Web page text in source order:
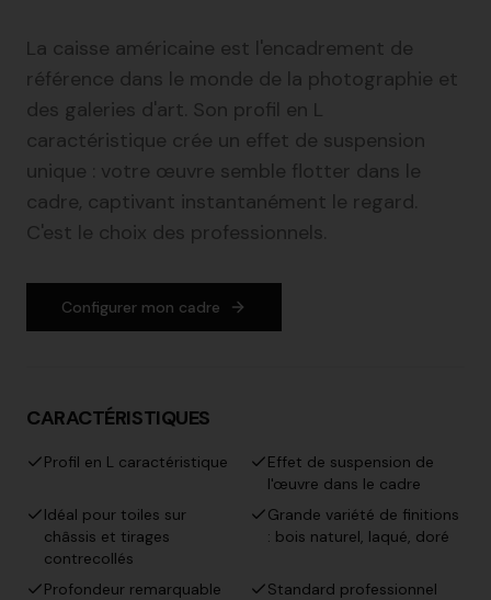
La caisse américaine est l'encadrement de
référence dans le monde de la photographie et
des galeries d'art. Son profil en L
caractéristique crée un effet de suspension
unique : votre œuvre semble flotter dans le
cadre, captivant instantanément le regard.
C'est le choix des professionnels.
Configurer mon cadre
CARACTÉRISTIQUES
Profil en L caractéristique
Effet de suspension de
l'œuvre dans le cadre
Idéal pour toiles sur
châssis et tirages
contrecollés
Grande variété de finitions
: bois naturel, laqué, doré
Profondeur remarquable
Standard professionnel